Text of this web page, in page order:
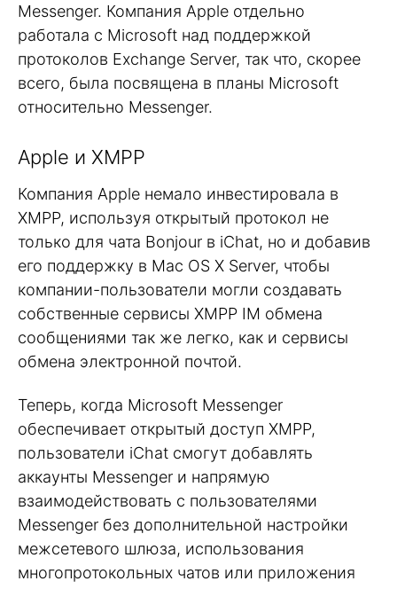
Messenger. Компания Apple отдельно
работала с Microsoft над поддержкой
протоколов Exchange Server, так что, скорее
всего, была посвящена в планы Microsoft
относительно Messenger.
Apple и XMPP
Компания Apple немало инвестировала в
XMPP, используя открытый протокол не
только для чата Bonjour в iChat, но и добавив
его поддержку в Mac OS X Server, чтобы
компании-пользователи могли создавать
собственные сервисы XMPP IM обмена
сообщениями так же легко, как и сервисы
обмена электронной почтой.
Теперь, когда Microsoft Messenger
обеспечивает открытый доступ XMPP,
пользователи iChat смогут добавлять
аккаунты Messenger и напрямую
взаимодействовать с пользователями
Messenger без дополнительной настройки
межсетевого шлюза, использования
многопротокольных чатов или приложения